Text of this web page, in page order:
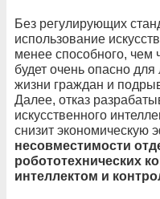
Без регулирующих
использование
менее способного, чем
будет очень опасно
жизни граждан и
Далее, отказ
искусственного
снизит экономическую
несовместимости
робототехнических
интеллектом и